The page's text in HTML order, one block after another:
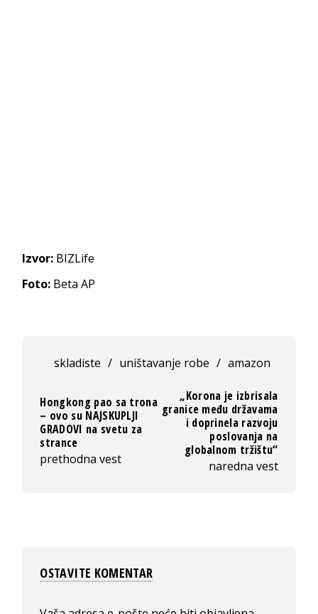
Izvor: BIZLife
Foto: Beta AP
skladiste / uništavanje robe / amazon
Hongkong pao sa trona
– ovo su NAJSKUPLJI
GRADOVI na svetu za
strance
prethodna vest
„Korona je izbrisala
granice među državama
i doprinela razvoju
poslovanja na
globalnom tržištu“
naredna vest
OSTAVITE KOMENTAR